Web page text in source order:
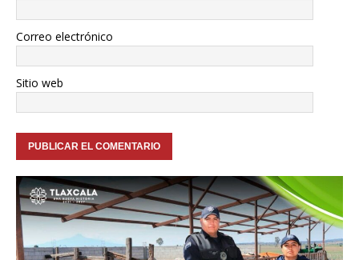
Correo electrónico
Sitio web